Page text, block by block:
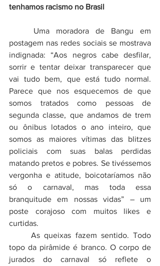
tenhamos racismo no Brasil
postagem nas redes sociais se mostrava
indignada: “Aos negros cabe desfilar,
sorrir e tentar deixar transparecer que
vai tudo bem, que está tudo normal.
Parece que nos esquecemos de que
somos tratados como pessoas de
segunda classe, que andamos de trem
ou ônibus lotados o ano inteiro, que
somos as maiores vítimas das blitzes
policiais com suas balas perdidas
matando pretos e pobres. Se tivéssemos
vergonha e atitude, boicotaríamos não
só o carnaval, mas toda essa
branquitude em nossas vidas” – um
poste corajoso com muitos likes e
curtidas.
	As queixas fazem sentido. Todo
topo da pirâmide é branco. O corpo de
jurados do carnaval só reflete o